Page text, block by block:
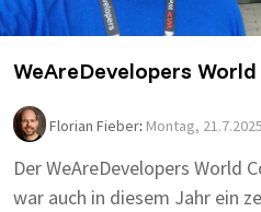
WeAreDevelopers
Florian Fieber: Montag, 21.7.2025
Der WeAreDevelopers World
war auch in diesem Jahr ein